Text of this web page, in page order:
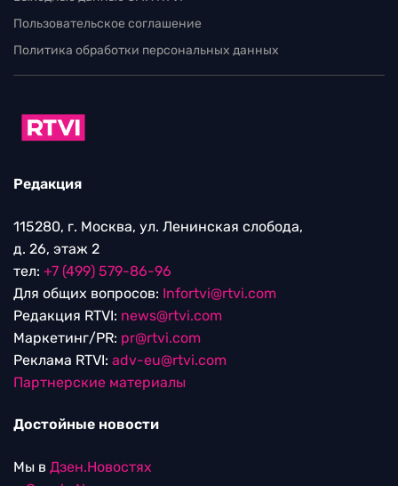
Пользовательское соглашение
Политика обработки персональных данных
Редакция
115280, г. Москва, ул. Ленинская слобода,
д. 26, этаж 2
тел: +7 (499) 579-86-96
Для общих вопросов: Infortvi@rtvi.com
Редакция RTVI: news@rtvi.com
Маркетинг/PR: pr@rtvi.com
Реклама RTVI: adv-eu@rtvi.com
Партнерские материалы
Достойные новости
Мы в Дзен.Новостях